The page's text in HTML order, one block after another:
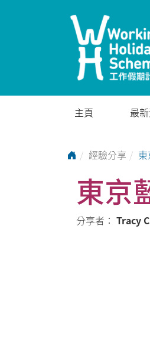
主頁 最
Go to Home
經驗分享
東京
分享者： Tracy